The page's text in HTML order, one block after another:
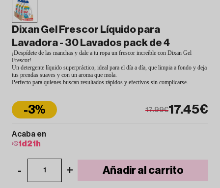
Dixan Gel Frescor Líquido para
Lavadora - 30 Lavados pack de 4
¡Despídete de las manchas y dale a tu ropa un frescor increíble con Dixan Gel
Frescor!
Un detergente líquido superpráctico, ideal para el día a día, que limpia a fondo y deja
tus prendas suaves y con un aroma que mola.
Perfecto para quienes buscan resultados rápidos y efectivos sin complicarse.
17.45€
-3% 17.99€
Acaba en
1 d 21 h
- 1 + Añadir al carrito